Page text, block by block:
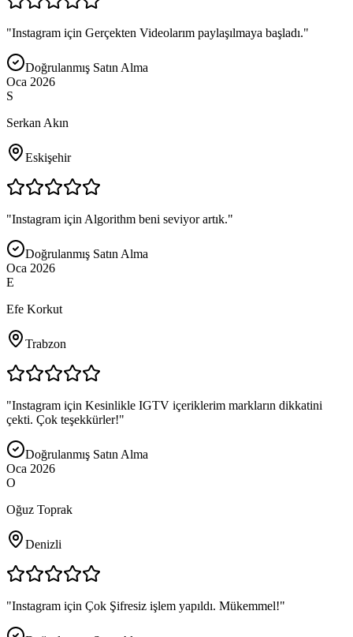
"Instagram için Gerçekten Videolarım paylaşılmaya başladı."
Doğrulanmış Satın Alma
Oca 2026
S
Serkan Akın
Eskişehir
"Instagram için Algorithm beni seviyor artık."
Doğrulanmış Satın Alma
Oca 2026
E
Efe Korkut
Trabzon
"Instagram için Kesinlikle IGTV içeriklerim markların dikkatini
çekti. Çok teşekkürler!"
Doğrulanmış Satın Alma
Oca 2026
O
Oğuz Toprak
Denizli
"Instagram için Çok Şifresiz işlem yapıldı. Mükemmel!"